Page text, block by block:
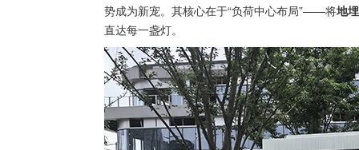
势成为新宠。其核心在于“负荷中心布局”——将地
直达每一盏灯。